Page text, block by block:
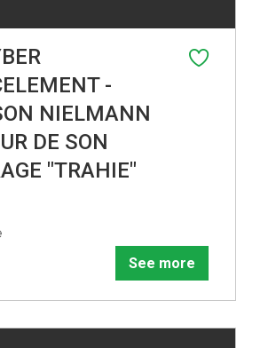
-
NIELMANN
DE SON
"TRAHIE"
See more